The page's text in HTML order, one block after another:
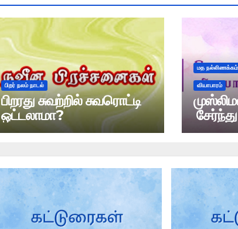
பிறர் நலம் நாடல்
பிறரது சுவற்றில் சுவரொட்டி
ஒட்டலாமா?
மத நல்லிணக்கம்
வியாபாரம்